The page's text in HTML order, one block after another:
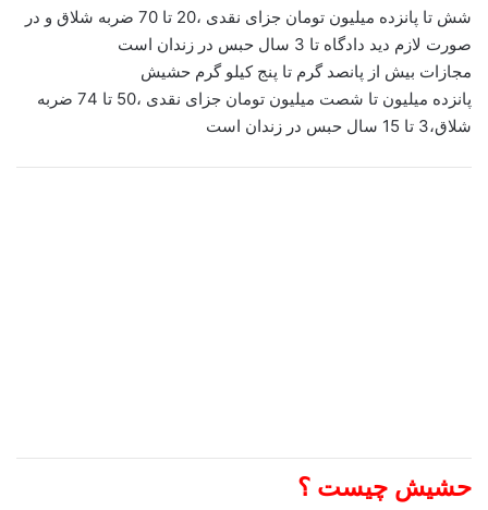
شش تا پانزده میلیون تومان جزای نقدی ،20 تا 70 ضربه شلاق و در
صورت لازم دید دادگاه تا 3 سال حبس در زندان است
مجازات بیش از پانصد گرم تا پنج کیلو گرم حشیش
پانزده میلیون تا شصت میلیون تومان جزای نقدی ،50 تا 74 ضربه
شلاق،3 تا 15 سال حبس در زندان است
حشیش چیست ؟